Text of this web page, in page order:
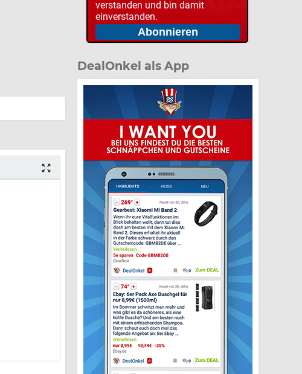
verstanden und bin damit
einverstanden.
DealOnkel als App